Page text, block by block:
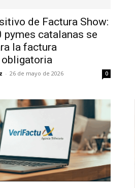
de Factura Show:
pymes catalanas se
la factura
- 26 de mayo de 2026 0